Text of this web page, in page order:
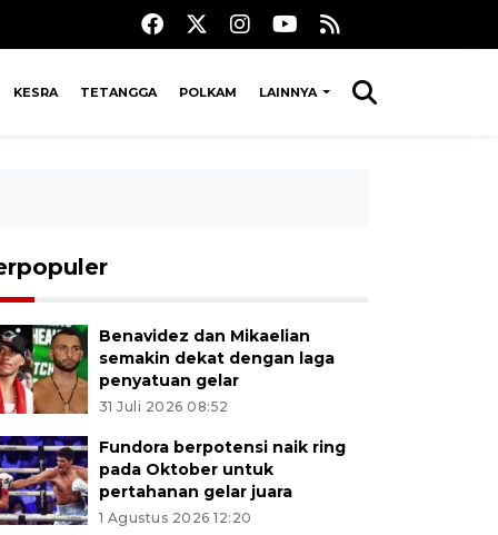
KESRA TETANGGA POLKAM LAINNYA
Benavidez dan Mikaelian
semakin dekat dengan laga
penyatuan gelar
31 Juli 2026 08:52
Fundora berpotensi naik ring
pada Oktober untuk
pertahanan gelar juara
1 Agustus 2026 12:20